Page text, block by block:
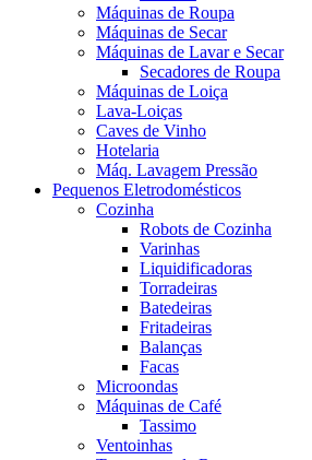
Máquinas de Roupa
Máquinas de Secar
Máquinas de Lavar e Secar
Secadores de Roupa
Máquinas de Loiça
Lava-Loiças
Caves de Vinho
Hotelaria
Máq. Lavagem Pressão
Pequenos Eletrodomésticos
Cozinha
Robots de Cozinha
Varinhas
Liquidificadoras
Torradeiras
Batedeiras
Fritadeiras
Balanças
Facas
Microondas
Máquinas de Café
Tassimo
Ventoinhas